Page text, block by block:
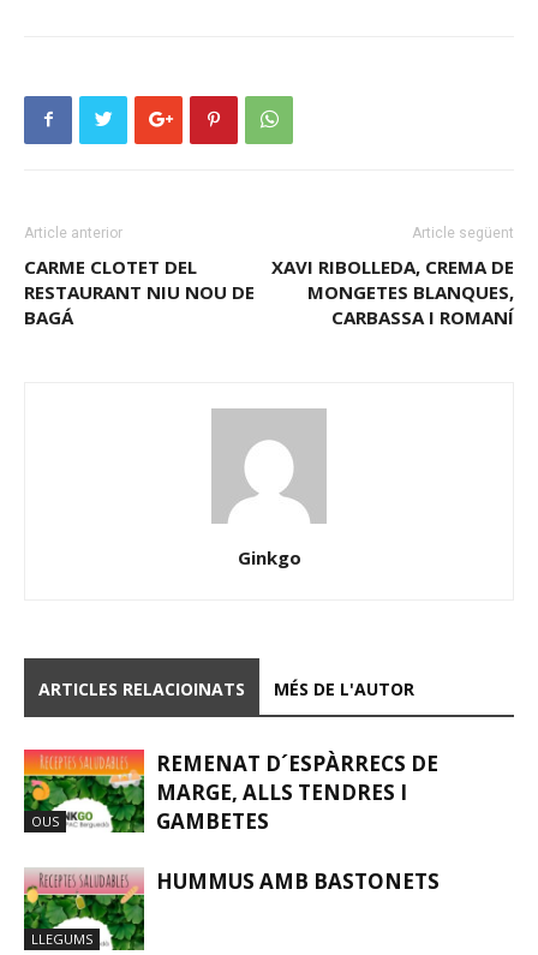
Article anterior
CARME CLOTET DEL
RESTAURANT NIU NOU DE
BAGÁ
Article següent
XAVI RIBOLLEDA, CREMA DE
MONGETES BLANQUES,
CARBASSA I ROMANÍ
Ginkgo
ARTICLES RELACIOINATS MÉS DE L'AUTOR
OUS
REMENAT D´ESPÀRRECS DE
MARGE, ALLS TENDRES I
GAMBETES
LLEGUMS
HUMMUS AMB BASTONETS